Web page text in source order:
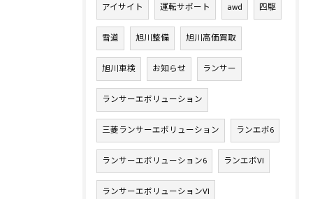
アイサイト 運転サポート awd 四駆
雪道 旭川整備 旭川高価買取
旭川車検 お知らせ ランサー
ランサーエボリューション
三菱ランサーエボリューション ランエボ6
ランサーエボリューション6 ランエボVI
ランサーエボリューションVI